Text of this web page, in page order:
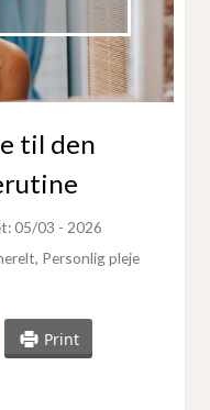
til den
05/03 - 2026
, Personlig pleje
Print